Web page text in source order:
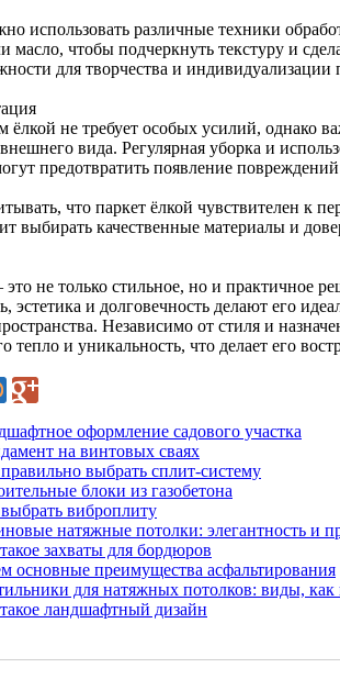
использовать различные техники
масло, чтобы подчеркнуть текстуру и
для творчества и индивидуализации
ёлкой не требует особых усилий, однако
вида. Регулярная уборка и
предотвратить появление повреждений
что паркет ёлкой чувствителен к
выбирать качественные материалы и
не только стильное, но и практичное
эстетика и долговечность делают его
Независимо от стиля и
тепло и уникальность, что делает его
оформление садового участка
на винтовых сваях
выбрать сплит-систему
блоки из газобетона
виброплиту
натяжные потолки: элегантность и
захваты для бордюров
основные преимущества асфальтирования
для натяжных потолков: виды,
ландшафтный дизайн